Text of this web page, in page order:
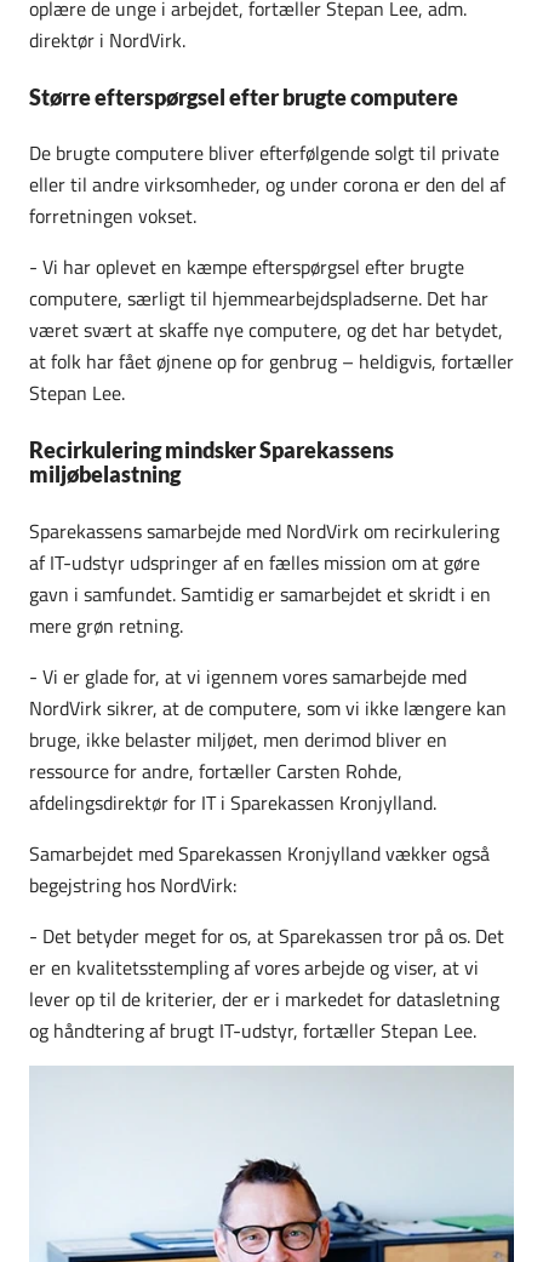
oplære de unge i arbejdet, fortæller Stepan Lee, adm.
direktør i NordVirk.
Større efterspørgsel efter brugte computere
De brugte computere bliver efterfølgende solgt til private
eller til andre virksomheder, og under corona er den del af
forretningen vokset.
- Vi har oplevet en kæmpe efterspørgsel efter brugte
computere, særligt til hjemmearbejdspladserne. Det har
været svært at skaffe nye computere, og det har betydet,
at folk har fået øjnene op for genbrug – heldigvis, fortæller
Stepan Lee.
Recirkulering mindsker Sparekassens
miljøbelastning
Sparekassens samarbejde med NordVirk om recirkulering
af IT-udstyr udspringer af en fælles mission om at gøre
gavn i samfundet. Samtidig er samarbejdet et skridt i en
mere grøn retning.
- Vi er glade for, at vi igennem vores samarbejde med
NordVirk sikrer, at de computere, som vi ikke længere kan
bruge, ikke belaster miljøet, men derimod bliver en
ressource for andre, fortæller Carsten Rohde,
afdelingsdirektør for IT i Sparekassen Kronjylland.
Samarbejdet med Sparekassen Kronjylland vækker også
begejstring hos NordVirk:
- Det betyder meget for os, at Sparekassen tror på os. Det
er en kvalitetsstempling af vores arbejde og viser, at vi
lever op til de kriterier, der er i markedet for datasletning
og håndtering af brugt IT-udstyr, fortæller Stepan Lee.